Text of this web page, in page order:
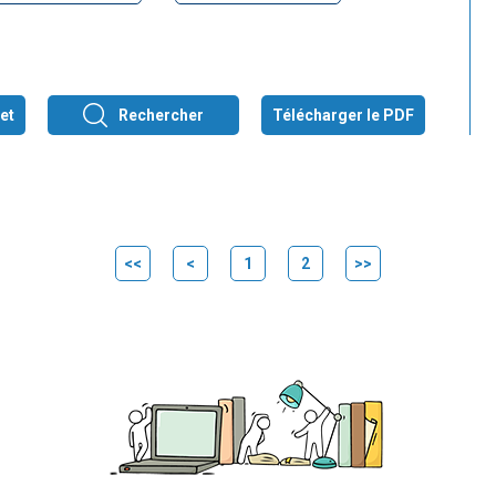
Rechercher Télécharger le PDF
<< < 1 2 >>